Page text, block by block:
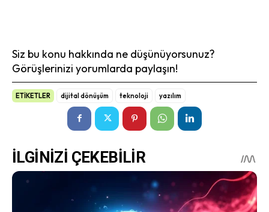
Siz bu konu hakkında ne düşünüyorsunuz?
Görüşlerinizi yorumlarda paylaşın!
ETİKETLER dijital dönüşüm teknoloji yazılım